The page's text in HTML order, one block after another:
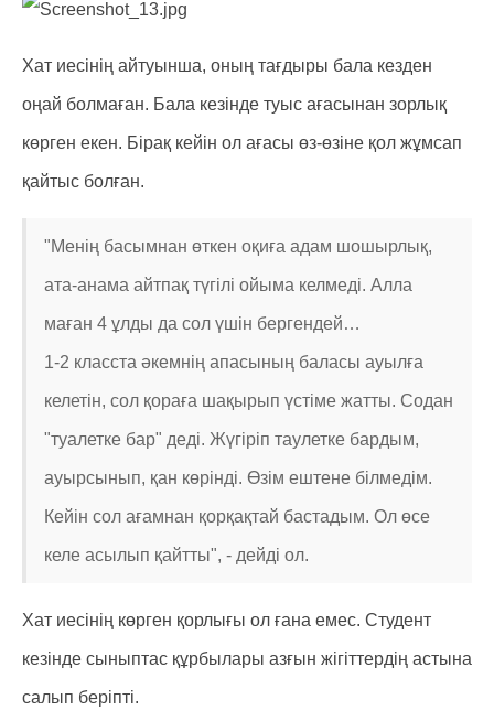
Хат иесінің айтуынша, оның тағдыры бала кезден
оңай болмаған. Бала кезінде туыс ағасынан зорлық
көрген екен. Бірақ кейін ол ағасы өз-өзіне қол жұмсап
қайтыс болған.
"Менің басымнан өткен оқиға адам шошырлық,
ата-анама айтпақ түгілі ойыма келмеді. Алла
маған 4 ұлды да сол үшін бергендей…
1-2 класста әкемнің апасының баласы ауылға
келетін, сол қораға шақырып үстіме жатты. Содан
"туалетке бар" деді. Жүгіріп таулетке бардым,
ауырсынып, қан көрінді. Өзім ештене білмедім.
Кейін сол ағамнан қорқақтай бастадым. Ол өсе
келе асылып қайтты", - дейді ол.
Хат иесінің көрген қорлығы ол ғана емес. Студент
кезінде сыныптас құрбылары азғын жігіттердің астына
салып беріпті.